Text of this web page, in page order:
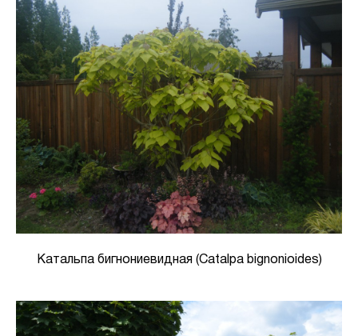
Катальпа бигнониевидная (Catalpa bignonioides)